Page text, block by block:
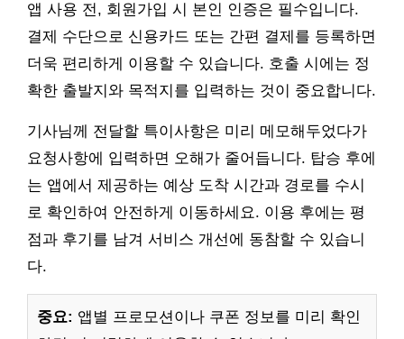
앱 사용 전, 회원가입 시 본인 인증은 필수입니다.
결제 수단으로 신용카드 또는 간편 결제를 등록하면
더욱 편리하게 이용할 수 있습니다. 호출 시에는 정
확한 출발지와 목적지를 입력하는 것이 중요합니다.
기사님께 전달할 특이사항은 미리 메모해두었다가
요청사항에 입력하면 오해가 줄어듭니다. 탑승 후에
는 앱에서 제공하는 예상 도착 시간과 경로를 수시
로 확인하여 안전하게 이동하세요. 이용 후에는 평
점과 후기를 남겨 서비스 개선에 동참할 수 있습니
다.
중요: 앱별 프로모션이나 쿠폰 정보를 미리 확인